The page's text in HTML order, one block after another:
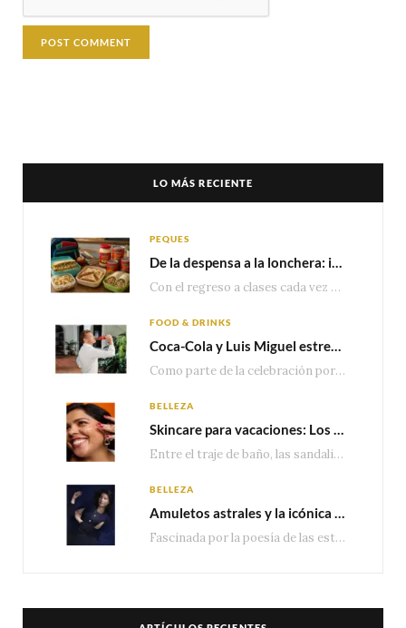
LO MÁS RECIENTE
PEQUES
De la despensa a la lonchera: ideas rápidas para el regreso a clases
Con el regreso a clases cada vez más cerca, las familias comienzan a reorganizar horarios,…
FOOD & DRINKS
Coca-Cola y Luis Miguel estrenan el comercial que celebra 100 años de historia junto a México
Como parte de la celebración por sus primeros 100 años enMéxico, Coca-Cola presenta hoy el…
BELLEZA
Skincare para vacaciones: Los do’s and dont’s para cuidar tu piel
Entre el traje de baño, las sandalias, los lentes de sol y los looks que…
BELLEZA
Amuletos astrales y la icónica colección Zodiaque de Van Cleef & Arpels
Fascinada por la poesía de las estrellas, la Maison Van Cleef & Arpels celebra la llegada de las…